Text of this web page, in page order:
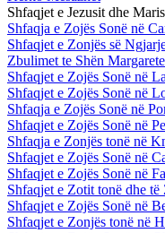
Shfaqjet e Jezusit dhe
Shfaqja e Zojës Sonë në
Shfaqjet e Zonjës së
Zbulimet te Shën
Shfaqjet e Zojës Sonë në
Shfaqjet e Zojës Sonë në
Shfaqja e Zojës Sonë në
Shfaqjet e Zojës Sonë në
Shfaqja e Zonjës tonë në
Shfaqjet e Zojës Sonë në
Shfaqjet e Zojës Sonë në
Shfaqjet e Zotit tonë dhe
Shfaqjet e Zojës Sonë në
Shfaqjet e Zonjës tonë në